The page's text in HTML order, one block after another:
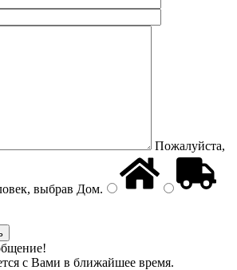
Пожалуйста,
выбрав Дом.
с Вами в ближайшее время.